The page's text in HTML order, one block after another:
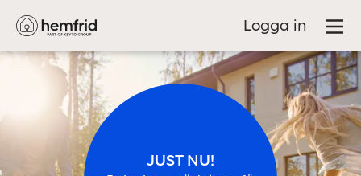
Logga in
JUST NU!